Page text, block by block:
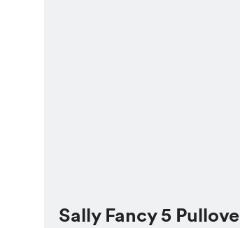
Sally Fancy 5